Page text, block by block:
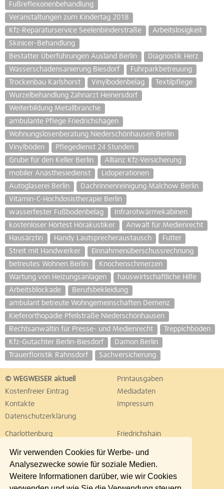
Wir verwenden Cookies für Werbe- und
Analysezwecke sowie für soziale Medien.
Weitere Informationen darüber, wie wir Cookies
Fußreflexonenbehandlung
Veranstaltungen zum Kindertag 2018
Kfz-Reparaturservice Seelenbinderstraße
Arbeitslosigkeit
Skinicer-Behandlung
Bestatter Überführungen Ausland Berlin
Diagnostik Herz
Wasserschadensanierung Biesdorf
Fuhrparkbetreuung
Trockenbau Karlshorst
Vinylbodenbelag
Textilpflege
Wurzelbehandlung Zahnarzt Heinersdorf
Weiterbildung Metallbranche
ambulante Pflege Friedrichshagen
Wohnungslosenberatung Niederschönhausen Berlin
Vinylböden
Pflegedienst 24 Stunden
Grube für den Keller Berlin
Allianz Kfz-Versicherung
mobiler Anästhesiedienst
Lidoperationen
Autoglaserei Berlin
Dachrinnenreinigung Malchow Berlin
Vitamin-C-Hochdosistherapie Berlin
wasserfester Fußbodenbelag
Infrarotwärmekabinen
kostenloser Hörtest Hörakustiker
Anwalt für Medienrecht
Hausärztin
Handy Lautsprecheraustausch
Futter
Streit mit Handwerker
Einnahmenüberschussrechnung
betreutes Wohnen Berlin
Knochenschmerzen
Wartung von Heizungsanlagen
hauswirtschaftliche Hilfe
Arbeitsblockade
Berufsbekleidung
ambulant betreute Wohngemeinschaften Demenz
Kieferorthopädie Pfeilstraße Niederschönhausen
Rechtsanwältin für Presse- und Medienrecht
Treppichböden
Kfz-Gutachter Berlin-Biesdorf
Damon Berlin
Trauerfloristik Rahnsdorf
Sachversicherung
© WEGWEISER aktuell
Printausgaben
Kostenfreier Eintrag
Mediadaten
Kontakte
Impressum
Datenschutzerklärung
Charlottenburg
Friedrichshain
Lichtenberg
Marzahn
Neukölln